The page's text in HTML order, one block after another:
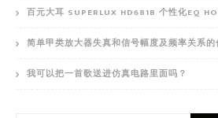
百元大耳 SUPERLUX HD681B 个性化EQ
简单甲类放大器失真和信号幅度及频率关系的
我可以把一首歌送进仿真电路里面吗？